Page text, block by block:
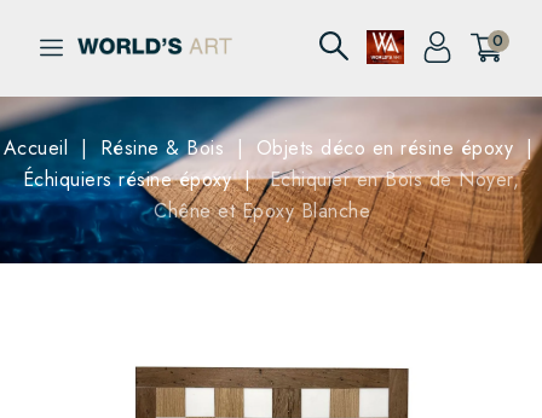
0
Accueil Résine & Bois
Objets déco en résine époxy
Échiquiers résine époxy
Echiquier en Bois de Noyer,
Chêne et Epoxy Blanche